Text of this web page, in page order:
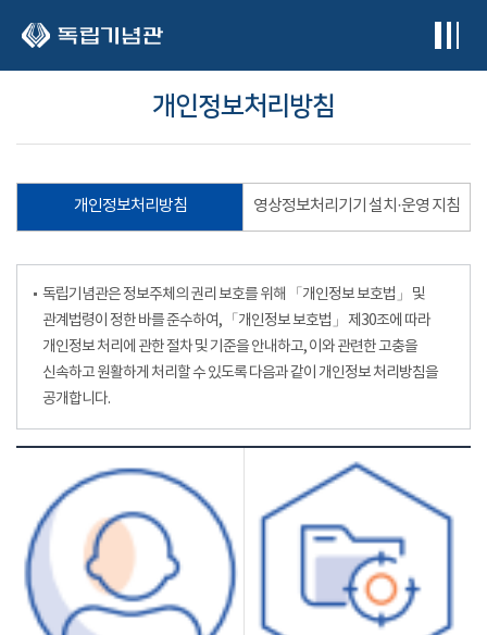
개인정보처리방침
개인정보처리방침 영상정보처리기기 설치·운영 지침
독립기념관은 정보주체의 권리 보호를 위해 「개인정보 보호법」 및
관계법령이 정한 바를 준수하여, 「개인정보 보호법」 제30조에 따라
개인정보 처리에 관한 절차 및 기준을 안내하고, 이와 관련한 고충을
신속하고 원활하게 처리할 수 있도록 다음과 같이 개인정보 처리방침을
공개합니다.